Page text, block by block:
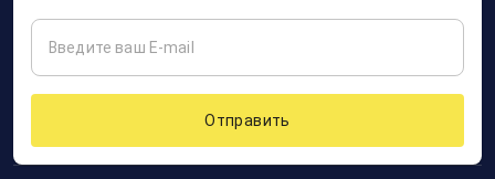
Отправить